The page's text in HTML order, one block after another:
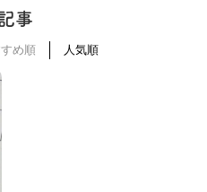
事
め順 人気順